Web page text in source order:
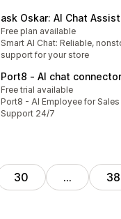
ask Oskar: AI Chat
Free plan available
Smart AI Chat: Reliable,
support for your store
Port8 ‑ AI chat connector
Free trial available
Port8 - AI Employee for Sales
Support 24/7
30 … 38